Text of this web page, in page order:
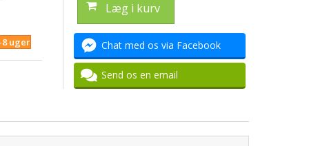
uger
Læg i kurv
Chat med os via Facebook
Send os en email